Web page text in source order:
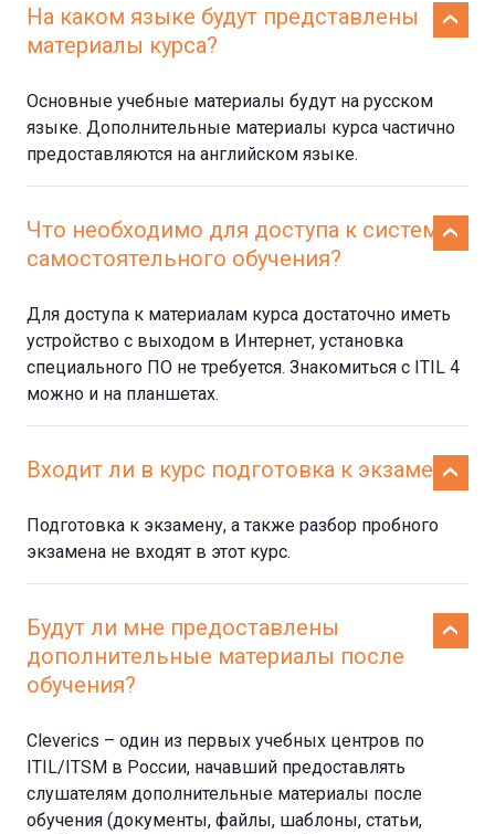
На каком языке будут представлены
материалы курса?
Основные учебные материалы будут на русском
языке. Дополнительные материалы курса частично
предоставляются на английском языке.
Что необходимо для доступа к системе
самостоятельного обучения?
Для доступа к материалам курса достаточно иметь
устройство с выходом в Интернет, установка
специального ПО не требуется. Знакомиться с ITIL 4
можно и на планшетах.
Входит ли в курс подготовка к экзамену?
Подготовка к экзамену, а также разбор пробного
экзамена не входят в этот курс.
Будут ли мне предоставлены
дополнительные материалы после
обучения?
Cleverics – один из первых учебных центров по
ITIL/ITSM в России, начавший предоставлять
слушателям дополнительные материалы после
обучения (документы, файлы, шаблоны, статьи,